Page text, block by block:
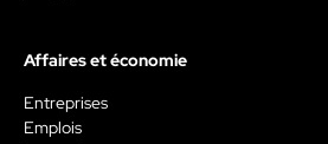
Affaires et économie
Entreprises
Emplois